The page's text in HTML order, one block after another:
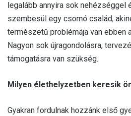
legalább annyira sok nehézséggel
szembesül egy csomó család,
természetű problémája van ebben
Nagyon sok újragondolásra,
támogatásra van szükség.
Milyen élethelyzetben keresik
Gyakran fordulnak hozzánk első